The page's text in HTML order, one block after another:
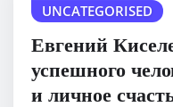
UNCATEGORISED
Евгений
успешного
и личное